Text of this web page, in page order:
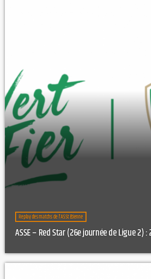
Replay des matchs de l'AS St Etienne
ASSE – Red Star (26e journée de Ligue 2) :